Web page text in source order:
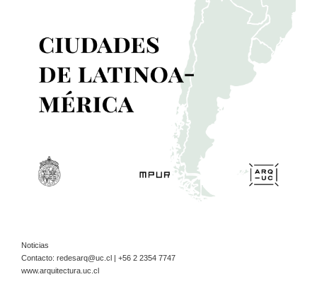
Noticias
Contacto: redesarq@uc.cl | +56 2 2354 7747
www.arquitectura.uc.cl